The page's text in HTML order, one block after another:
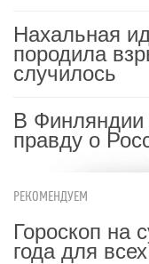
Нахальная
породила
случилось
В Финляндии
правду о
РЕКОМЕНДУЕМ
Гороскоп на
года для